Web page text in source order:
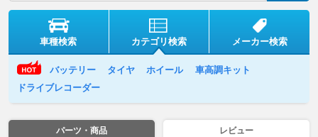
車種検索 カテゴリ検索 メーカー検索
バッテリー タイヤ ホイール
車高調キット
ドライブレコーダー
パーツ・商品 レビュー